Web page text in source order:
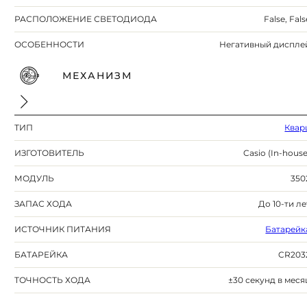
РАСПОЛОЖЕНИЕ СВЕТОДИОДА False,
ОСОБЕННОСТИ Негативный
МЕХАНИЗМ
ТИП
ИЗГОТОВИТЕЛЬ Casio (In-
МОДУЛЬ
ЗАПАС ХОДА До 10-ти
ИСТОЧНИК ПИТАНИЯ
БАТАРЕЙКА
ТОЧНОСТЬ ХОДА ±30 секунд в